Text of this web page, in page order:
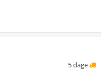
5 dage